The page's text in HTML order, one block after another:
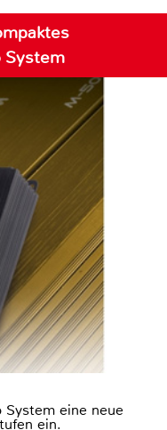
System
eine neue
ein.